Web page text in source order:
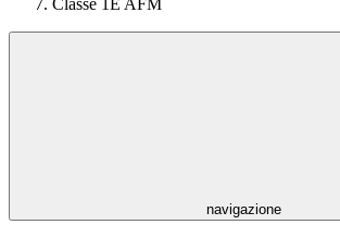
Classe 1E AFM
navigazione